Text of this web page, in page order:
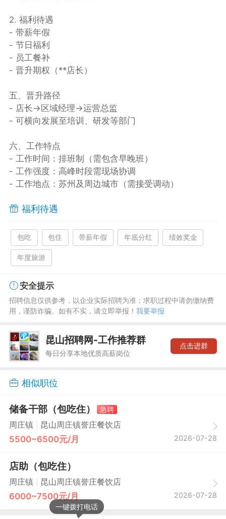
2. 福利待遇
- 带薪年假
- 节日福利
- 员工餐补
- 晋升期权（**店长）
五、晋升路径
- 店长→区域经理→运营总监
- 可横向发展至培训、研发等部门
六、工作特点
- 工作时间：排班制（需包含早晚班）
- 工作强度：高峰时段需现场协调
- 工作地点：苏州及周边城市（需接受调动）
福利待遇
包吃 包住 带薪年假 年底分红 绩效奖金
年度旅游
安全提示
招聘信息仅供参考，以企业实际招聘为准；求职过程中请勿缴纳费
用，谨防诈骗。如有不实，请立即举报！ 我要举报
昆山招聘网-工作推荐群
每日分享本地优质高薪岗位
点击进群
相似职位
储备干部（包吃住）
急聘
周庄镇
昆山周庄镇誉庄餐饮店
5500~6500元/月 2026-07-28
店助（包吃住）
周庄镇 昆山周庄镇誉庄餐饮店
6000~7500元/月
2026-07-28
一键拨打电话